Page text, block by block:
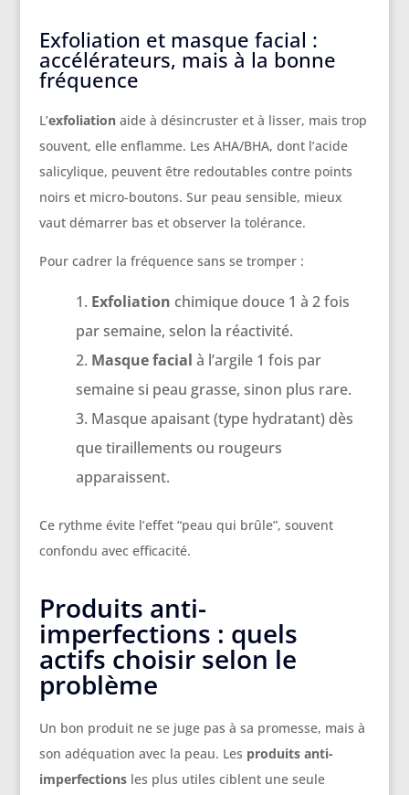
Exfoliation et masque facial :
accélérateurs, mais à la bonne
fréquence
L’exfoliationaide à désincruster et à lisser, mais trop
souvent, elle enflamme. Les AHA/BHA, dont l’acide
salicylique, peuvent être redoutables contre points
noirs et micro-boutons. Sur peau sensible, mieux
vaut démarrer bas et observer la tolérance.
Pour cadrer la fréquence sans se tromper :
Exfoliation chimique douce 1 à 2 fois
par semaine, selon la réactivité.
Masque facial à l’argile 1 fois par
semaine si peau grasse, sinon plus rare.
Masque apaisant (type hydratant) dès
que tiraillements ou rougeurs
apparaissent.
Ce rythme évite l’effet “peau qui brûle”, souvent
confondu avec efficacité.
Produits anti-
imperfections : quels
actifs choisir selon le
problème
Un bon produit ne se juge pas à sa promesse, mais à
son adéquation avec la peau. Les produits anti-
imperfectionsles plus utiles ciblent une seule